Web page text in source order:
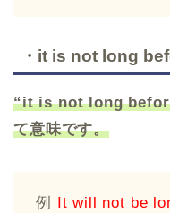
・it is not long
“it is not long
て意味です。
例 It will not be